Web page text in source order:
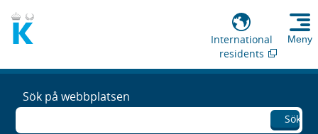
International
residents
Meny
Sök på webbplatsen
Sök